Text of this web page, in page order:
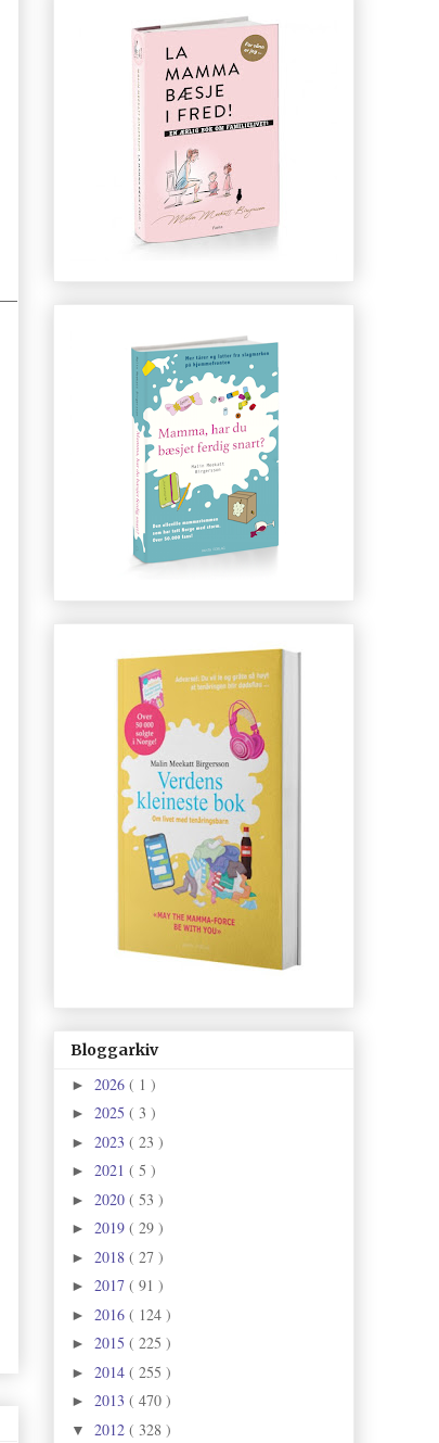
Bloggarkiv
► 2026 ( 1 )
► 2025 ( 3 )
► 2023 ( 23 )
► 2021 ( 5 )
► 2020 ( 53 )
► 2019 ( 29 )
► 2018 ( 27 )
► 2017 ( 91 )
► 2016 ( 124 )
► 2015 ( 225 )
► 2014 ( 255 )
► 2013 ( 470 )
▼ 2012 ( 328 )